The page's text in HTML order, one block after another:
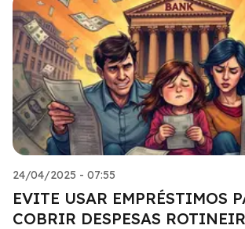
24/04/2025 - 07:55
EVITE USAR EMPRÉSTIMOS
COBRIR DESPESAS